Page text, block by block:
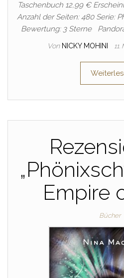
Taschenbuch 12,99 €
Anzahl der Seiten: 480 Serie:
Bewertung: 3 Sterne
Von NICKY MOHINI 11.
Empire
Bücher